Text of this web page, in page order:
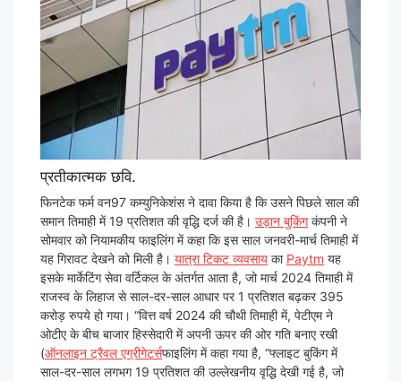
प्रतीकात्मक छवि.
फिनटेक फर्म वन97 कम्युनिकेशंस ने दावा किया है कि उसने पिछले साल की
समान तिमाही में 19 प्रतिशत की वृद्धि दर्ज की है। उड़ान बुकिंगकंपनी ने
सोमवार को नियामकीय फाइलिंग में कहा कि इस साल जनवरी-मार्च तिमाही में
यह गिरावट देखने को मिली है। यात्रा टिकट व्यवसाय का Paytm यह
इसके मार्केटिंग सेवा वर्टिकल के अंतर्गत आता है, जो मार्च 2024 तिमाही में
राजस्व के लिहाज से साल-दर-साल आधार पर 1 प्रतिशत बढ़कर 395
करोड़ रुपये हो गया। “वित्त वर्ष 2024 की चौथी तिमाही में, पेटीएम ने
ओटीए के बीच बाजार हिस्सेदारी में अपनी ऊपर की ओर गति बनाए रखी
(ऑनलाइन ट्रैवल एग्रीगेटर्सफाइलिंग में कहा गया है, “फ्लाइट बुकिंग में
साल-दर-साल लगभग 19 प्रतिशत की उल्लेखनीय वृद्धि देखी गई है, जो